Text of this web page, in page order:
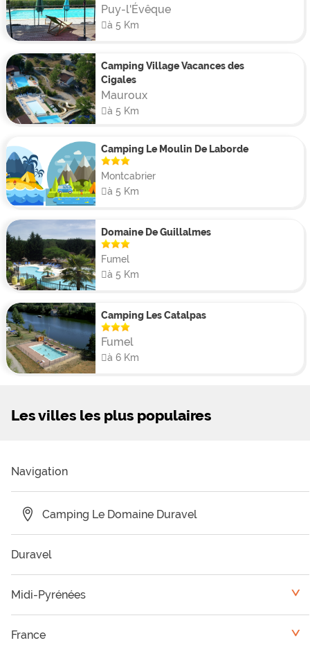
Puy-l'Évêque
à 5 Km
Camping Village Vacances des
Cigales
Mauroux
à 5 Km
Camping Le Moulin De Laborde
Montcabrier
à 5 Km
Domaine De Guillalmes
Fumel
à 5 Km
Camping Les Catalpas
Fumel
à 6 Km
Les villes les plus populaires
Navigation
Camping Le Domaine Duravel
Duravel
Midi-Pyrénées <
France
<